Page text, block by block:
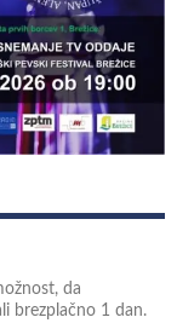
da
brezplačno 1 dan.